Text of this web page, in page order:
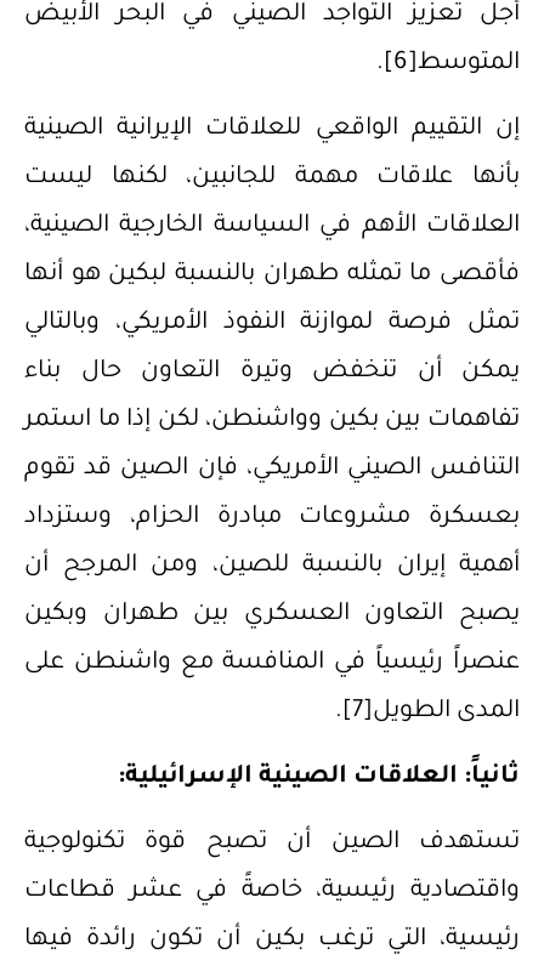
أجل تعزيز التواجد الصيني في البحر الأبيض
المتوسط[6]
.
إن التقييم الواقعي للعلاقات الإيرانية الصينية
بأنها علاقات مهمة للجانبين، لكنها ليست
العلاقات الأهم في السياسة الخارجية الصينية،
فأقصى ما تمثله طهران بالنسبة لبكين هو أنها
تمثل فرصة لموازنة النفوذ الأمريكي، وبالتالي
يمكن أن تنخفض وتيرة التعاون حال بناء
تفاهمات بين بكين وواشنطن، لكن إذا ما استمر
التنافس الصيني الأمريكي، فإن الصين قد تقوم
بعسكرة مشروعات مبادرة الحزام، وستزداد
أهمية إيران بالنسبة للصين، ومن المرجح أن
يصبح التعاون العسكري بين طهران وبكين
عنصراً رئيسياً في المنافسة مع واشنطن على
المدى الطويل[7]
.
ثانياً: العلاقات الصينية الإسرائيلية:
‌تستهدف الصين أن تصبح قوة تكنولوجية
واقتصادية رئيسية، خاصةً في عشر قطاعات
رئيسية، التي ترغب بكين أن تكون رائدة فيها